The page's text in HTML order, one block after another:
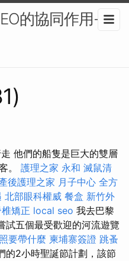
的協同作用-網
他們的船隻是巨大的雙層
。 護理之家 永和 滅鼠清
後護理之家 月子中心 全方
北部眼科權威 餐盒 新竹外
矯正 local seo 我去巴黎
試五個最受歡迎的河流遊覽
要帶什麼 柬埔寨簽證 跳蚤
的2小時聖誕節計劃，該節